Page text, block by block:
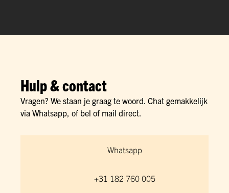
Hulp & contact
Vragen? We staan je graag te woord. Chat gemakkelijk
via Whatsapp, of bel of mail direct.
Whatsapp
+31 182 760 005